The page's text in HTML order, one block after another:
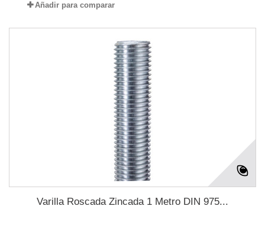
Añadir para comparar
Varilla Roscada Zincada 1 Metro DIN 975...